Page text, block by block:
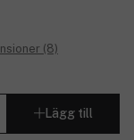
(8)
Lägg till